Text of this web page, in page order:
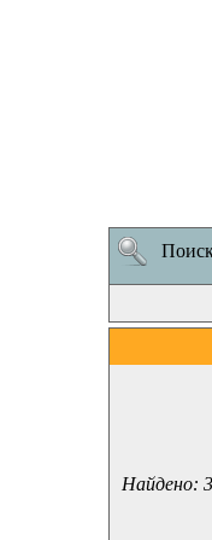
Найдено: